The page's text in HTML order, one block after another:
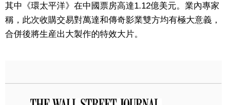
其中《環太平洋》在中國票房高達1.12億美元。業內專家
稱，此次收購交易對萬達和傳奇影業雙方均有極大意義，
合併後將生産出大製作的特效大片。